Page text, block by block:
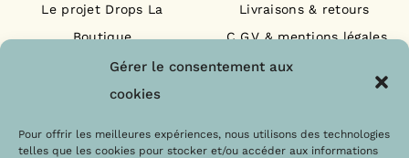
Gérer le consentement aux
cookies
Pour offrir les meilleures expériences, nous utilisons des technologies
telles que les cookies pour stocker et/ou accéder aux informations
Le projet Drops La
Boutique
Nos engagements
Les labels
Livraisons & retours
C.G.V & mentions légales
F.A.Q